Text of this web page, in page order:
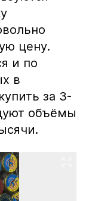
цену.
и по
в
за 3-
объёмы